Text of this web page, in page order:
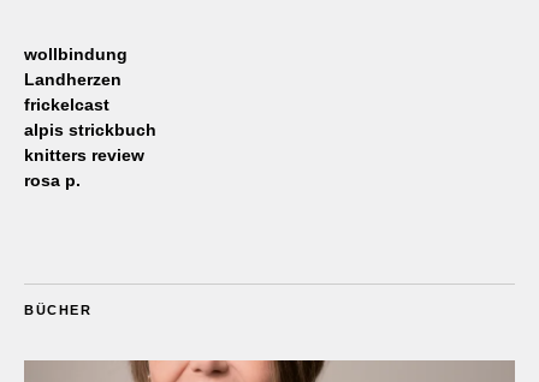
wollbindung
Landherzen
frickelcast
alpis strickbuch
knitters review
rosa p.
BÜCHER